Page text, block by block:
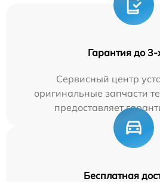
Гарантия до 3-
Сервисный центр
оригинальные запчасти
предоставляет
Бесплатная